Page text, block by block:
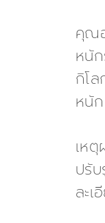
คุณอ
หนัก
กิโล
หนัก
เหตุ
ปรับ
ละเ